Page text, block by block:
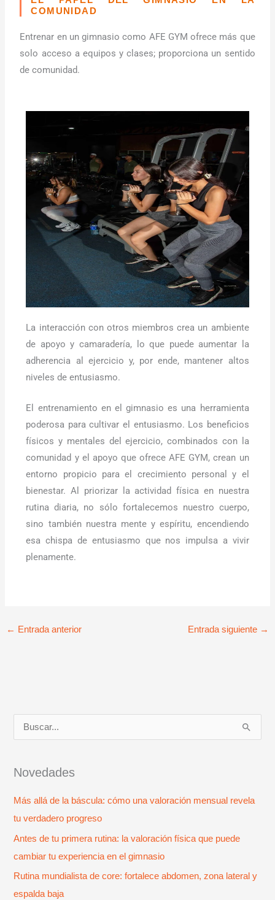
COMUNIDAD
Entrenar en un gimnasio como AFE GYM ofrece más que
solo acceso a equipos y clases; proporciona un sentido
de comunidad.
La interacción con otros miembros crea un ambiente
de apoyo y camaradería, lo que puede aumentar la
adherencia al ejercicio y, por ende, mantener altos
niveles de entusiasmo.
El entrenamiento en el gimnasio es una herramienta
poderosa para cultivar el entusiasmo. Los beneficios
físicos y mentales del ejercicio, combinados con la
comunidad y el apoyo que ofrece AFE GYM, crean un
entorno propicio para el crecimiento personal y el
bienestar. Al priorizar la actividad física en nuestra
rutina diaria, no sólo fortalecemos nuestro cuerpo,
sino también nuestra mente y espíritu, encendiendo
esa chispa de entusiasmo que nos impulsa a vivir
plenamente.
← Entrada anterior Entrada siguiente →
s
a
r
p
o
r
:
Novedades
Más allá de la báscula: cómo una valoración mensual revela
tu verdadero progreso
Antes de tu primera rutina: la valoración física que puede
cambiar tu experiencia en el gimnasio
Rutina mundialista de core: fortalece abdomen, zona lateral y
espalda baja